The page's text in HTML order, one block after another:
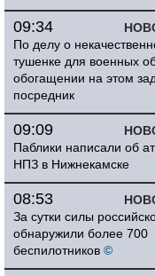
09:34
По делу о
тушенке для военных
обогащении на этом
посредник
09:09
Паблики написали об
НПЗ в Нижнекамске
08:53
За сутки силы
обнаружили более 700
беспилотников ©